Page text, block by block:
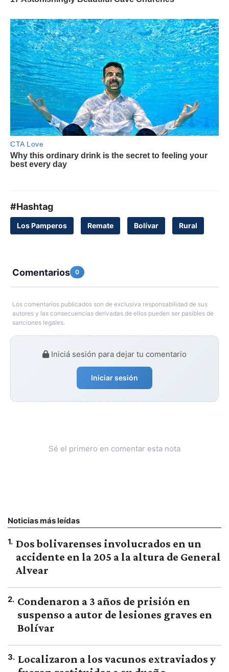
#Hashtag
Los Pamperos Remate Bolívar Rural
Comentarios 0
Los comentarios publicados son de exclusiva responsabilidad de sus
autores y las consecuencias derivadas de ellos pueden ser pasibles de
sanciones legales.
Iniciá sesión para dejar tu comentario
Iniciar sesión
Sé el primero en comentar esta nota
Noticias más leídas
1. Dos bolivarenses involucrados en un
accidente en la 205 a la altura de General
Alvear
2. Condenaron a 3 años de prisión en
suspenso a autor de lesiones graves en
Bolívar
3. Localizaron a los vacunos extraviados y